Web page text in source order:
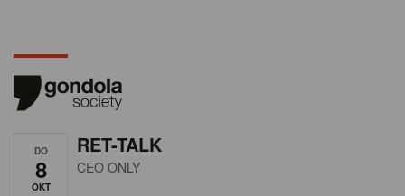
DO
8
OKT
RET-TALK
CEO ONLY